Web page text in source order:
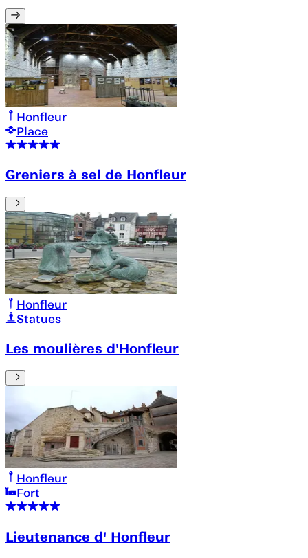
Honfleur
Place
Greniers à sel de Honfleur
Honfleur
Statues
Les moulières d'Honfleur
Honfleur
Fort
Lieutenance d' Honfleur